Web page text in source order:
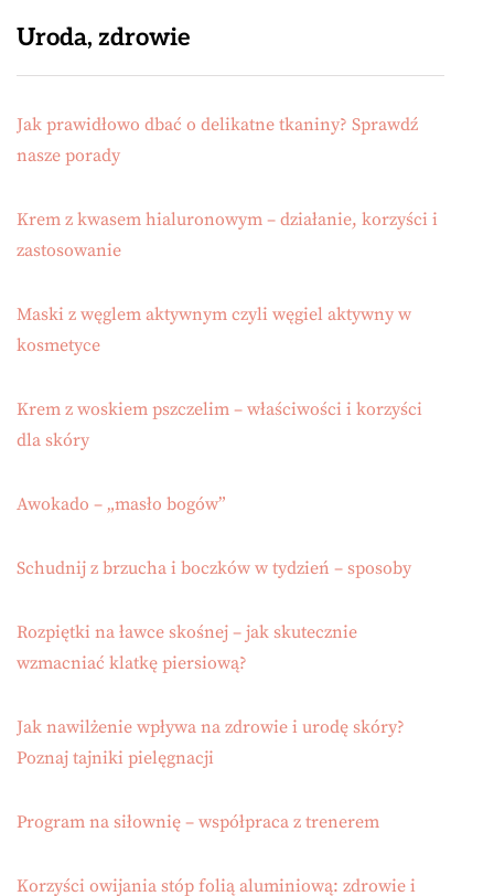
Uroda, zdrowie
Jak prawidłowo dbać o delikatne tkaniny? Sprawdź
nasze porady
Krem z kwasem hialuronowym – działanie, korzyści i
zastosowanie
Maski z węglem aktywnym czyli węgiel aktywny w
kosmetyce
Krem z woskiem pszczelim – właściwości i korzyści
dla skóry
Awokado – „masło bogów”
Schudnij z brzucha i boczków w tydzień – sposoby
Rozpiętki na ławce skośnej – jak skutecznie
wzmacniać klatkę piersiową?
Jak nawilżenie wpływa na zdrowie i urodę skóry?
Poznaj tajniki pielęgnacji
Program na siłownię – współpraca z trenerem
Korzyści owijania stóp folią aluminiową: zdrowie i